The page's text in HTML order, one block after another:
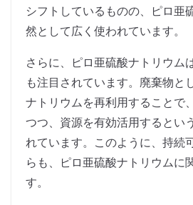
シフトしているものの、ピロ亜
然として広く使われています。
さらに、ピロ亜硫酸ナトリウム
も注目されています。廃棄物と
ナトリウムを再利用することで
つつ、資源を有効活用するとい
れています。このように、持続
らも、ピロ亜硫酸ナトリウムに
す。